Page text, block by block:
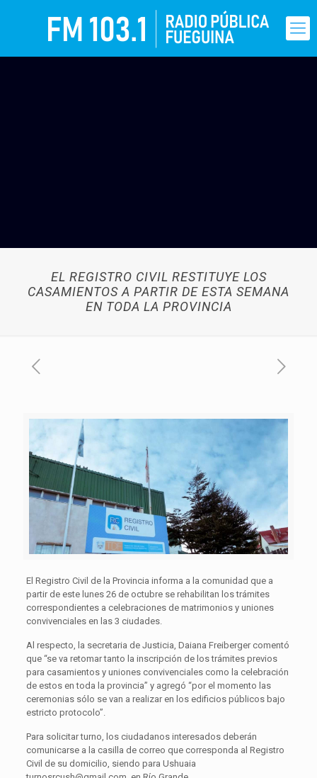
EL REGISTRO CIVIL RESTITUYE LOS
CASAMIENTOS A PARTIR DE ESTA SEMANA
EN TODA LA PROVINCIA
El Registro Civil de la Provincia informa a la comunidad que a
partir de este lunes 26 de octubre se rehabilitan los trámites
correspondientes a celebraciones de matrimonios y uniones
convivenciales en las 3 ciudades.
Al respecto, la secretaria de Justicia, Daiana Freiberger comentó
que “se va retomar tanto la inscripción de los trámites previos
para casamientos y uniones convivenciales como la celebración
de estos en toda la provincia” y agregó “por el momento las
ceremonias sólo se van a realizar en los edificios públicos bajo
estricto protocolo”.
Para solicitar turno, los ciudadanos interesados deberán
comunicarse a la casilla de correo que corresponda al Registro
Civil de su domicilio, siendo para Ushuaia